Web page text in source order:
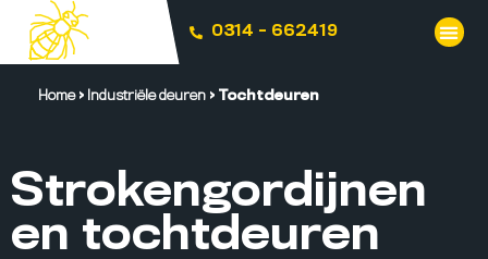
0314 - 662419
Home› Industriële deuren › Tochtdeuren
Strokengordijnen
en tochtdeuren